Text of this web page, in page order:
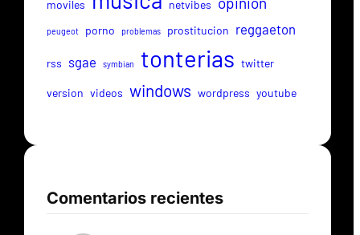
moviles netvibes
peugeot porno problemas prostitucion reggaeton
rss sgae symbian tonterias twitter
version videos windows wordpress youtube
Comentarios recientes